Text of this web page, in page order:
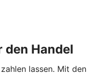
Handel
lassen. Mit den